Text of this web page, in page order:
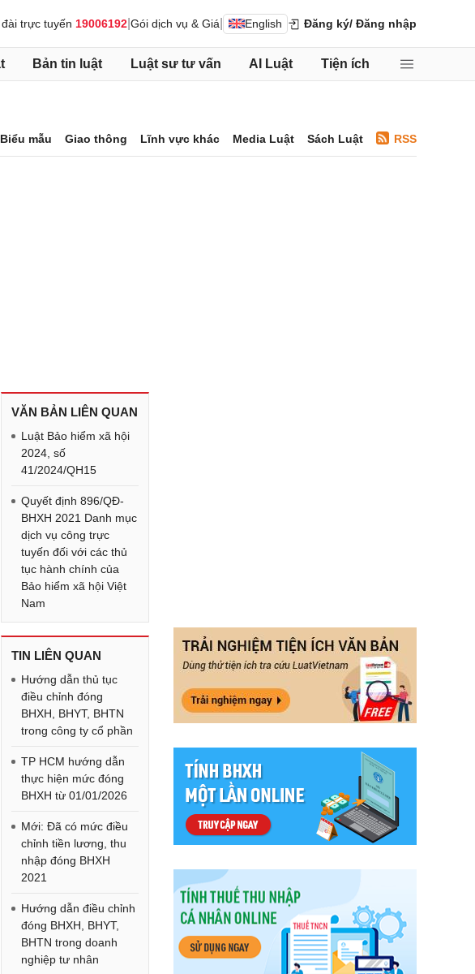
trực tuyến 19006192 Gói dịch vụ & Giá English Đăng ký/ Đăng nhập
Bản tin luật Luật sư tư vấn AI Luật Tiện ích
Biểu mẫu Giao thông Lĩnh vực khác Media Luật Sách Luật RSS
VĂN BẢN LIÊN QUAN
Luật Bảo hiểm xã hội
2024, số
41/2024/QH15
Quyết định 896/QĐ-
BHXH 2021 Danh mục
dịch vụ công trực
tuyến đối với các thủ
tục hành chính của
Bảo hiểm xã hội Việt
Nam
TIN LIÊN QUAN
Hướng dẫn thủ tục
điều chỉnh đóng
BHXH, BHYT, BHTN
trong công ty cổ phần
TP HCM hướng dẫn
thực hiện mức đóng
BHXH từ 01/01/2026
Mới: Đã có mức điều
chỉnh tiền lương, thu
nhập đóng BHXH
2021
Hướng dẫn điều chỉnh
đóng BHXH, BHYT,
BHTN trong doanh
nghiệp tư nhân